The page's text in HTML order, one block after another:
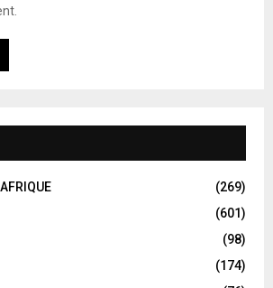
(269)
(601)
(98)
(174)